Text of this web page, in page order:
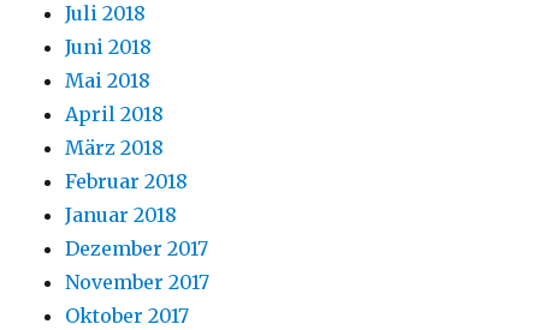
Juli 2018
Juni 2018
Mai 2018
April 2018
März 2018
Februar 2018
Januar 2018
Dezember 2017
November 2017
Oktober 2017